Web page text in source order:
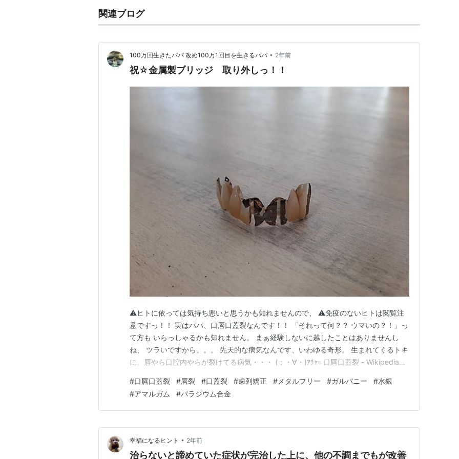
関連ブログ
100万回生きたパパ 改め100万1回目を生きるパパ • 2年前
祝☆金属製ブリッジ 取り外しっ！！
⚠️ヒトに依っては気持ち悪いと思うかも知れませんので、 ⚠️免疫のないヒトは閲覧注
意ですっ！！ 実はパパ、口唇口蓋裂なんです！！ 「それって何？？ ウマいの？！」っ
て方も いらっしゃるかも知れません。 まぁ経験しないに越したことはありませんし
ね、 ツラいですから。。。 先天的な病気なんです、いわゆる奇形。 生まれてくるトキ
に、唇やら口腔内やらが裂けてる病気・・・ (；・∀・)ｱﾁｬｰ 口唇口蓋裂 - Wikipedia
って、フツーじゃないですもん💦 ノート:口唇口蓋裂 - Wikipedia ここ(↑)のコ…
#口唇口蓋裂 #唇裂 #口蓋裂 #歯列矯正 # メタルフリー #ガルバニー #水銀
#アマルガム #パラジウム合金
幸福になるヒント • 2年前
治らないと諦めていた症状が完治した上に、他の不調までもが改善